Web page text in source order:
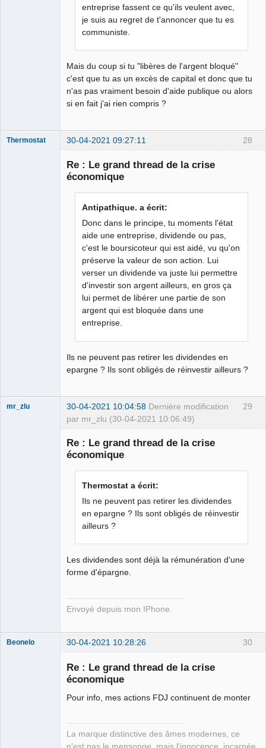
entreprise fassent ce qu'ils veulent avec,
je suis au regret de t'annoncer que tu es
communiste.
Mais du coup si tu "libères de l'argent bloqué"
c'est que tu as un excès de capital et donc que tu
n'as pas vraiment besoin d'aide publique ou alors
si en fait j'ai rien compris ?
28
Thermostat 30-04-2021 09:27:11
Re : Le grand thread de la crise
économique
Antipathique. a écrit:
Donc dans le principe, tu moments l'état
aide une entreprise, dividende ou pas,
c'est le boursicoteur qui est aidé, vu qu'on
préserve la valeur de son action. Lui
verser un dividende va juste lui permettre
d'investir son argent ailleurs, en gros ça
lui permet de libérer une partie de son
argent qui est bloquée dans une
entreprise.
Ils ne peuvent pas retirer les dividendes en
epargne ? Ils sont obligés de réinvestir ailleurs ?
29
mr_zlu 30-04-2021 10:04:58 Dernière modification
par mr_zlu (30-04-2021 10:06:49)
Re : Le grand thread de la crise
économique
Thermostat a écrit:
Ils ne peuvent pas retirer les dividendes
en epargne ? Ils sont obligés de réinvestir
ailleurs ?
Les dividendes sont déjà la rémunération d'une
forme d'épargne.
Envoyé depuis mon IPhone.
30
Beonelo 30-04-2021 10:28:26
Re : Le grand thread de la crise
économique
Pour info, mes actions FDJ continuent de monter
La marque distinctive des âmes modernes, ce